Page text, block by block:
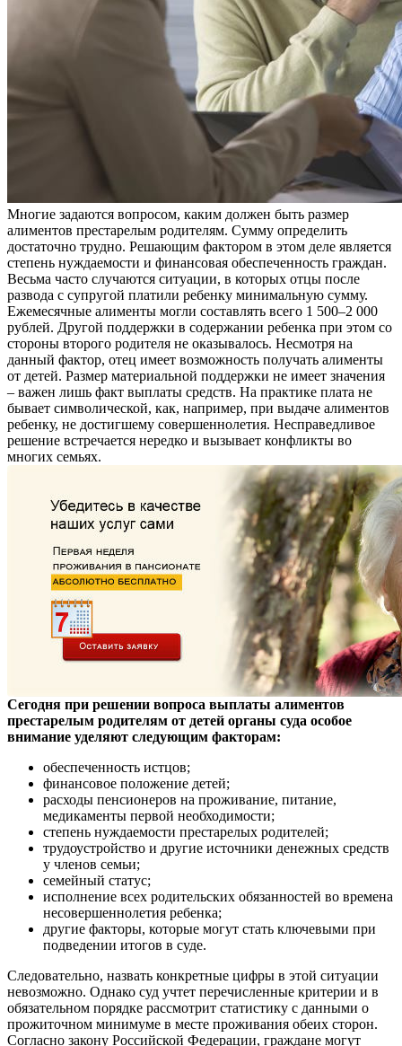
Многие задаются вопросом, каким должен быть размер
алиментов престарелым родителям. Сумму определить
достаточно трудно. Решающим фактором в этом деле является
степень нуждаемости и финансовая обеспеченность граждан.
Весьма часто случаются ситуации, в которых отцы после
развода с супругой платили ребенку минимальную сумму.
Ежемесячные алименты могли составлять всего 1 500–2 000
рублей. Другой поддержки в содержании ребенка при этом со
стороны второго родителя не оказывалось. Несмотря на
данный фактор, отец имеет возможность получать алименты
от детей. Размер материальной поддержки не имеет значения
– важен лишь факт выплаты средств. На практике плата не
бывает символической, как, например, при выдаче алиментов
ребенку, не достигшему совершеннолетия. Несправедливое
решение встречается нередко и вызывает конфликты во
многих семьях.
Сегодня при решении вопроса выплаты алиментов
престарелым родителям от детей органы суда особое
внимание уделяют следующим факторам:
обеспеченность истцов;
финансовое положение детей;
расходы пенсионеров на проживание, питание,
медикаменты первой необходимости;
степень нуждаемости престарелых родителей;
трудоустройство и другие источники денежных средств
у членов семьи;
семейный статус;
исполнение всех родительских обязанностей во времена
несовершеннолетия ребенка;
другие факторы, которые могут стать ключевыми при
подведении итогов в суде.
Следовательно, назвать конкретные цифры в этой ситуации
невозможно. Однако суд учтет перечисленные критерии и в
обязательном порядке рассмотрит статистику с данными о
прожиточном минимуме в месте проживания обеих сторон.
Согласно закону Российской Федерации, граждане могут